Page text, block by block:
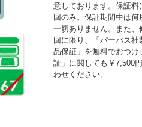
意しております。保証料
回のみ。保証期間中は
一切ありません。また
回に限り、「パーパス
品保証」を無料でおつ
証」に関しても￥7,500
わせください。